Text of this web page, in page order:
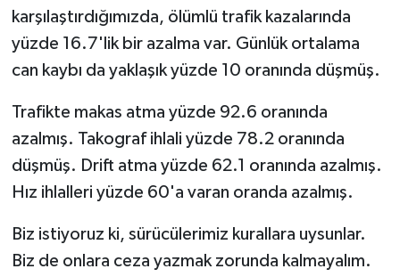
karşılaştırdığımızda, ölümlü trafik kazalarında
yüzde 16.7'lik bir azalma var. Günlük ortalama
can kaybı da yaklaşık yüzde 10 oranında düşmüş.
Trafikte makas atma yüzde 92.6 oranında
azalmış. Takograf ihlali yüzde 78.2 oranında
düşmüş. Drift atma yüzde 62.1 oranında azalmış.
Hız ihlalleri yüzde 60'a varan oranda azalmış.
Biz istiyoruz ki, sürücülerimiz kurallara uysunlar.
Biz de onlara ceza yazmak zorunda kalmayalım.